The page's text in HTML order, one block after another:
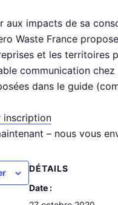
aux impacts de sa
Waste France
et les territoires
communication
dans le guide
inscription
– nous vous
DÉTAILS
Date :